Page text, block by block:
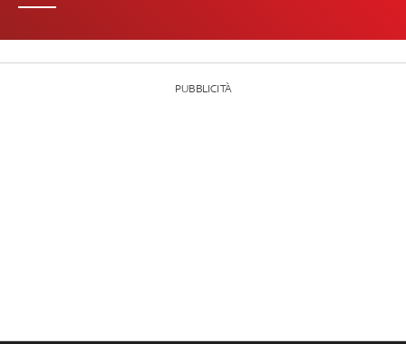
PUBBLICITÀ